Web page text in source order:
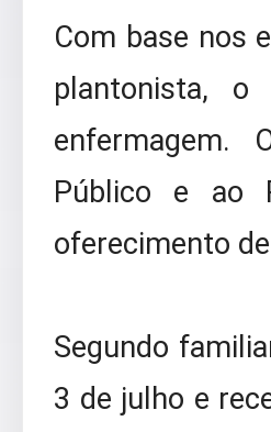
Com base nos
plantonista,
enfermagem.
Público e ao
oferecimento
Segundo
3 de julho e